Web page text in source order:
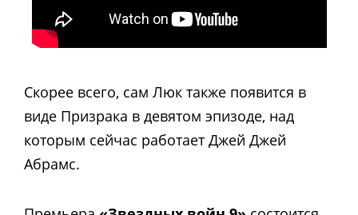
Скорее всего, сам Люк также появится в
виде Призрака в девятом эпизоде, над
которым сейчас работает Джей Джей
Абрамс.